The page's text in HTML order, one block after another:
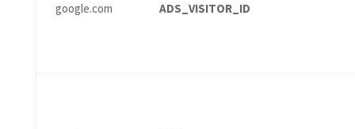
google.com ADS_VISITOR_ID